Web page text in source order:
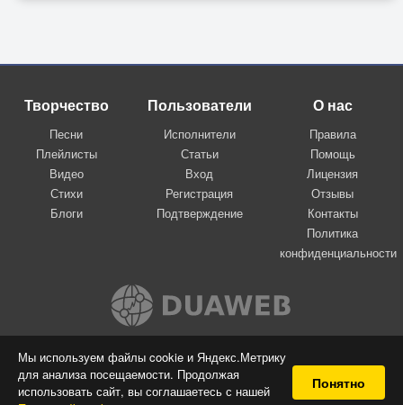
Мы используем файлы cookie и Яндекс.Метрику
для анализа посещаемости. Продолжая
использовать сайт, вы соглашаетесь с нашей
Понятно
Творчество
Песни
Плейлисты
Видео
Стихи
Блоги
Пользователи
Исполнители
Статьи
Вход
Регистрация
Подтверждение
О нас
Правила
Помощь
Лицензия
Отзывы
Контакты
Политика
конфиденциальности
Вконтакте
© 2009-2026 Я-пою
Музыкальный сайт самовыражения